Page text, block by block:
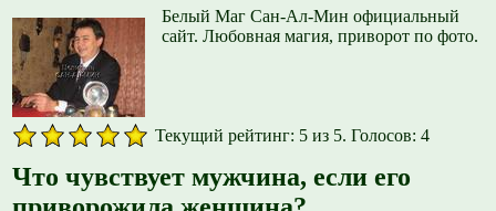
Белый Маг Сан-Ал-Мин официальный
сайт. Любовная магия, приворот по фото.
Текущий рейтинг: 5 из 5. Голосов: 4
Что чувствует мужчина, если его